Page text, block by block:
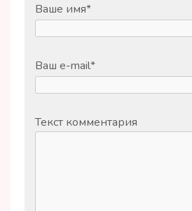
Ваше имя*
Ваш e-mail*
Текст комментария